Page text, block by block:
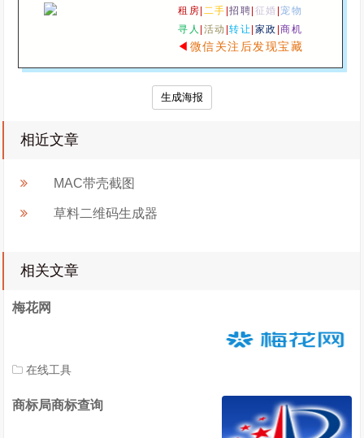
租房| 二手 |招聘| 征婚 |宠物
寻人 | 活动 |转让| 家政 |商机
◀ 微信关注后发现宝藏
生成海报
相近文章
MAC带壳截图
草料二维码生成器
相关文章
梅花网
在线工具
商标局商标查询